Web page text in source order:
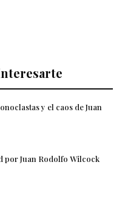
y el caos de Juan
por Juan Rodolfo Wilcock